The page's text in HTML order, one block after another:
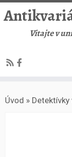
to
Vitajte v
Úvod »